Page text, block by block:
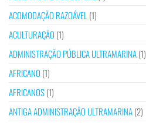
ACOMODAÇÃO RAZOÁVEL (1)
ACULTURAÇÃO (1)
ADMINISTRAÇÃO PÚBLICA ULTRAMARINA(1)
AFRICANO (1)
AFRICANOS(1)
ANTIGA ADMINISTRAÇÃO ULTRAMARINA(2)